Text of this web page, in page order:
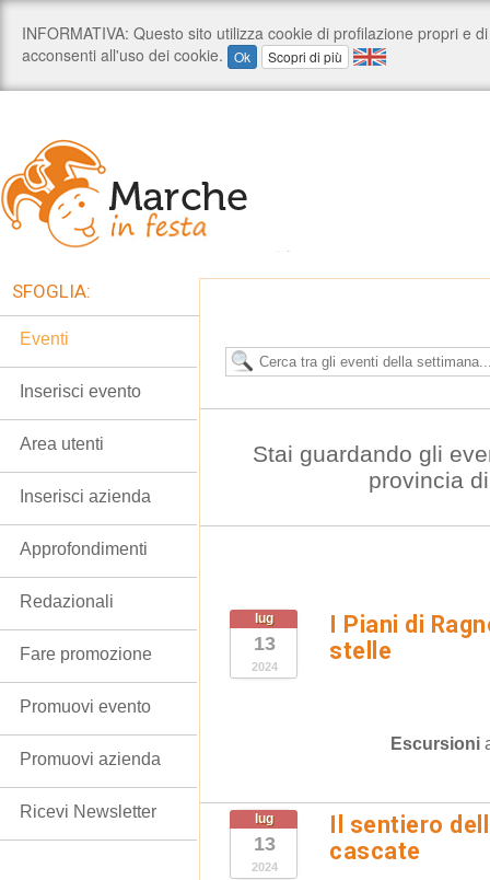
Stai guardando gli
provincia
lug
13
2024
I Piani di
stelle
Escursioni
lug
13
2024
Il sentiero
cascate
SFOGLIA:
Eventi
Inserisci evento
Area utenti
Inserisci azienda
Approfondimenti
Redazionali
Fare promozione
Promuovi evento
Promuovi azienda
Ricevi Newsletter